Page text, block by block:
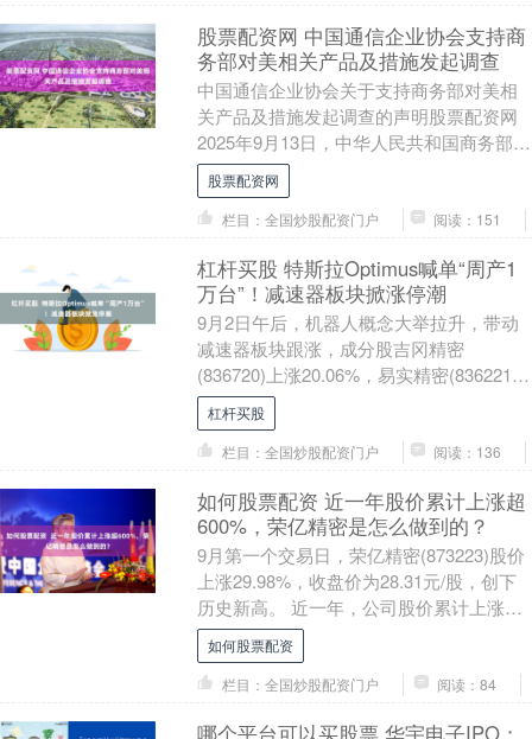
股票配资网 中国通信企业协会支持商
务部对美相关产品及措施发起调查
中国通信企业协会关于支持商务部对美相
关产品及措施发起调查的声明股票配资网
2025年9月13日，中华人民共和国商务部发
布公告，决定对原产于美国的进口相关模
拟芯片....
股票配资网
栏目：全国炒股配资门户
阅读：151
杠杆买股 特斯拉Optimus喊单“周产1
万台”！减速器板块掀涨停潮
9月2日午后，机器人概念大举拉升，带动
减速器板块跟涨，成分股吉冈精密
(836720)上涨20.06%，易实精密(836221)
上涨15.01%，春兴精工(002....
杠杆买股
栏目：全国炒股配资门户
阅读：136
如何股票配资 近一年股价累计上涨超
600%，荣亿精密是怎么做到的？
9月第一个交易日，荣亿精密(873223)股价
上涨29.98%，收盘价为28.31元/股，创下
历史新高。 近一年，公司股价累计上涨
635.32%，远远跑赢同期沪....
如何股票配资
栏目：全国炒股配资门户
阅读：84
哪个平台可以买股票 华宇电子IPO：